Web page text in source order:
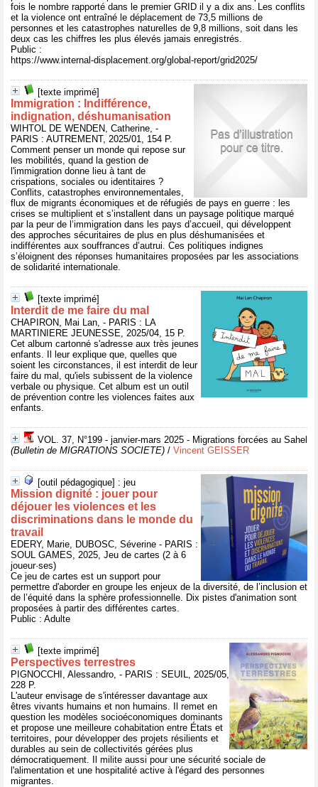
fois le nombre rapporté dans le premier GRID il y a dix ans. Les conflits
et la violence ont entraîné le déplacement de 73,5 millions de
personnes et les catastrophes naturelles de 9,8 millions, soit dans les
deux cas les chiffres les plus élevés jamais enregistrés.
Public :
https://www.internal-displacement.org/global-report/grid2025/
[texte imprimé]
Immigration : Indifférence,
indignation, déshumanisation
WIHTOL DE WENDEN, Catherine, -
PARIS : AUTREMENT, 2025/01, 154 P.
Comment penser un monde qui repose sur
les mobilités, quand la gestion de
l'immigration donne lieu à tant de
crispations, sociales ou identitaires ?
Conflits, catastrophes environnementales,
flux de migrants économiques et de réfugiés de pays en guerre : les
crises se multiplient et s’installent dans un paysage politique marqué
par la peur de l’immigration dans les pays d’accueil, qui développent
des approches sécuritaires de plus en plus déshumanisées et
indifférentes aux souffrances d’autrui. Ces politiques indignes
s’éloignent des réponses humanitaires proposées par les associations
de solidarité internationale.
[texte imprimé]
Interdit de me faire du mal
CHAPIRON, Mai Lan, - PARIS : LA
MARTINIERE JEUNESSE, 2025/04, 15 P.
Cet album cartonné s'adresse aux très jeunes
enfants. Il leur explique que, quelles que
soient les circonstances, il est interdit de leur
faire du mal, qu'iels subissent de la violence
verbale ou physique. Cet album est un outil
de prévention contre les violences faites aux
enfants.
VOL. 37, N°199 - janvier-mars 2025 - Migrations forcées au Sahel
(Bulletin de MIGRATIONS SOCIETE) / Vincent GEISSER
[outil pédagogique] : jeu
Mission dignité : jouer pour
déjouer les violences et les
discriminations dans le monde du
travail
EDERY, Marie, DUBOSC, Séverine - PARIS :
SOUL GAMES, 2025, Jeu de cartes (2 à 6
joueur·ses)
Ce jeu de cartes est un support pour
permettre d'aborder en groupe les enjeux de la diversité, de l’inclusion et
de l’équité dans la sphère professionnelle. Dix pistes d'animation sont
proposées à partir des différentes cartes.
Public : Adulte
[texte imprimé]
Perspectives terrestres
PIGNOCCHI, Alessandro, - PARIS : SEUIL, 2025/05,
228 P.
L'auteur envisage de s'intéresser davantage aux
êtres vivants humains et non humains. Il remet en
question les modèles socioéconomiques dominants
et propose une meilleure cohabitation entre États et
territoires, pour développer des projets résilients et
durables au sein de collectivités gérées plus
démocratiquement. Il milite aussi pour une sécurité sociale de
l'alimentation et une hospitalité active à l'égard des personnes
migrantes.